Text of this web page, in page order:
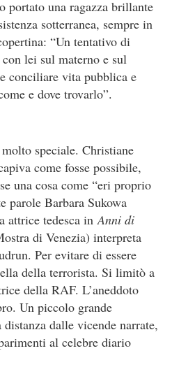
portato una ragazza brillante
sotterranea, sempre in
“Un tentativo di
lei sul materno e sul
conciliare vita pubblica e
e dove trovarlo”.
speciale. Christiane
come fosse possibile,
una cosa come “eri proprio
parole Barbara Sukowa
attrice tedesca inAnni di
di Venezia) interpreta
Per evitare di essere
della terrorista. Si limitò a
della RAF. L’aneddoto
Un piccolo grande
dalle vicende narrate,
al celebre diario